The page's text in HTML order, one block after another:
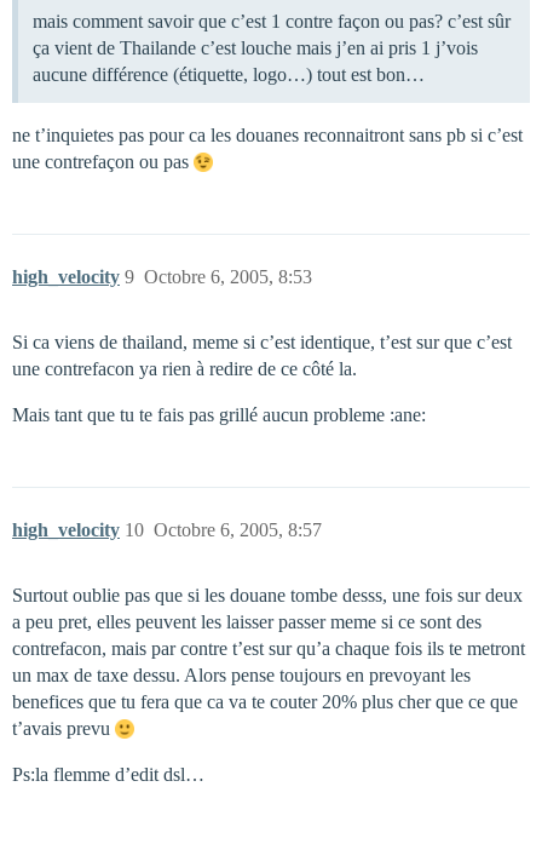
mais comment savoir que c’est 1 contre façon ou pas? c’est sûr
ça vient de Thailande c’est louche mais j’en ai pris 1 j’vois
aucune différence (étiquette, logo…) tout est bon…
ne t’inquietes pas pour ca les douanes reconnaitront sans pb si c’est
une contrefaçon ou pas
high_velocity Octobre 6, 2005, 8:53
9
Si ca viens de thailand, meme si c’est identique, t’est sur que c’est
une contrefacon ya rien à redire de ce côté la.
Mais tant que tu te fais pas grillé aucun probleme :ane:
high_velocity Octobre 6, 2005, 8:57
10
Surtout oublie pas que si les douane tombe desss, une fois sur deux
a peu pret, elles peuvent les laisser passer meme si ce sont des
contrefacon, mais par contre t’est sur qu’a chaque fois ils te metront
un max de taxe dessu. Alors pense toujours en prevoyant les
benefices que tu fera que ca va te couter 20% plus cher que ce que
t’avais prevu
Ps:la flemme d’edit dsl…